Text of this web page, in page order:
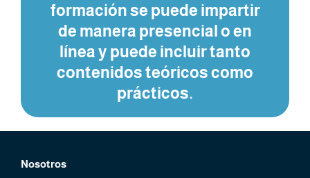
formación se puede impartir
de manera presencial o en
línea y puede incluir tanto
contenidos teóricos como
prácticos.
Nosotros